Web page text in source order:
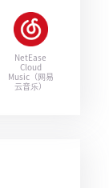
NetEase
Cloud
Music（网易
云音乐）